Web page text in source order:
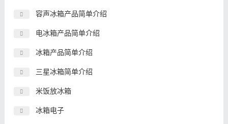
容声冰箱产品简单介绍
电冰箱产品简单介绍
冰箱产品简单介绍
三星冰箱简单介绍
米饭放冰箱
冰箱电子